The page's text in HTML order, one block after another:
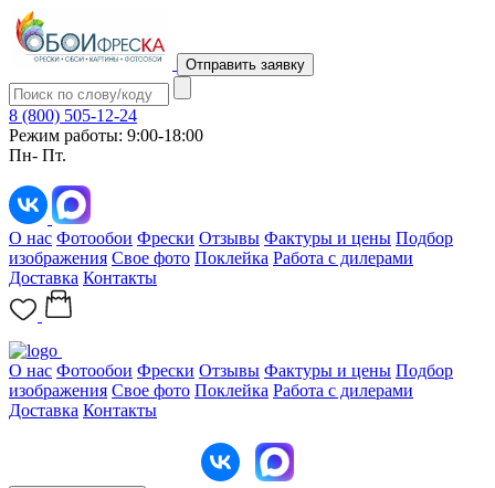
Отправить заявку
8 (800) 505-12-24
Режим работы: 9:00-18:00
Пн- Пт.
О нас Фотообои Фрески Отзывы Фактуры и цены Подбор
изображения Свое фото Поклейка Работа с дилерами
Доставка Контакты
О нас Фотообои Фрески Отзывы Фактуры и цены Подбор
изображения Свое фото Поклейка Работа с дилерами
Доставка Контакты